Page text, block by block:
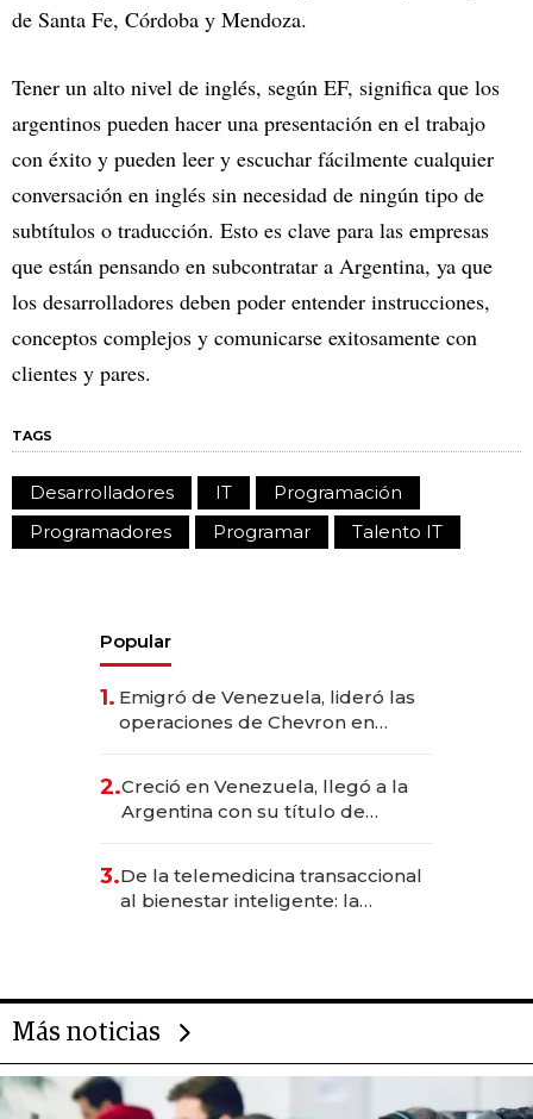
de Santa Fe, Córdoba y Mendoza.
Tener un alto nivel de inglés, según EF, significa que los
argentinos pueden hacer una presentación en el trabajo
con éxito y pueden leer y escuchar fácilmente cualquier
conversación en inglés sin necesidad de ningún tipo de
subtítulos o traducción. Esto es clave para las empresas
que están pensando en subcontratar a Argentina, ya que
los desarrolladores deben poder entender instrucciones,
conceptos complejos y comunicarse exitosamente con
clientes y pares.
TAGS
Desarrolladores IT
Programación
Programadores
Programar Talento IT
Popular
1. Emigró de Venezuela, lideró las
operaciones de Chevron en
2.Creció en Venezuela, llegó a la
Argentina con su título de
las marcas "fast premium"
3.De la telemedicina transaccional
al bienestar inteligente: la
Más noticias